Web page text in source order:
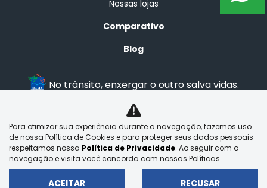
Nossas lojas
Comparativo
Blog
No trânsito, enxergar o outro salva vidas.
BRASAL VEICULOS LTDA
29.525.970/0001-92
Para otimizar sua experiência durante a navegação, fazemos uso
de nossa Política de Cookies e para proteger seus dados pessoais
respeitamos nossa Política de Privacidade. Ao seguir com a
navegação e visita você concorda com nossas Políticas.
ACEITAR RECUSAR